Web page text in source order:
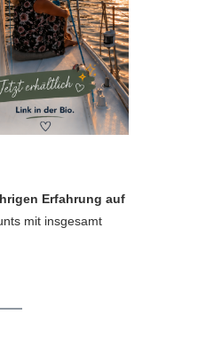
Erfahrung auf
mit insgesamt